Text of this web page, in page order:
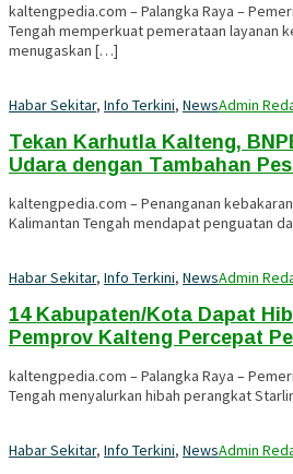
kaltengpedia.com – Palangka Raya –
Tengah memperkuat pemerataan layanan
menugaskan […]
Habar Sekitar, Info Terkini, NewsAdmin
Tekan Karhutla Kalteng,
Udara dengan Tambahan
kaltengpedia.com – Penanganan
Kalimantan Tengah mendapat penguatan
Habar Sekitar, Info Terkini, NewsAdmin
14 Kabupaten/Kota Dapat
Pemprov Kalteng Percepat
kaltengpedia.com – Palangka Raya –
Tengah menyalurkan hibah perangkat
Habar Sekitar, Info Terkini, NewsAdmin